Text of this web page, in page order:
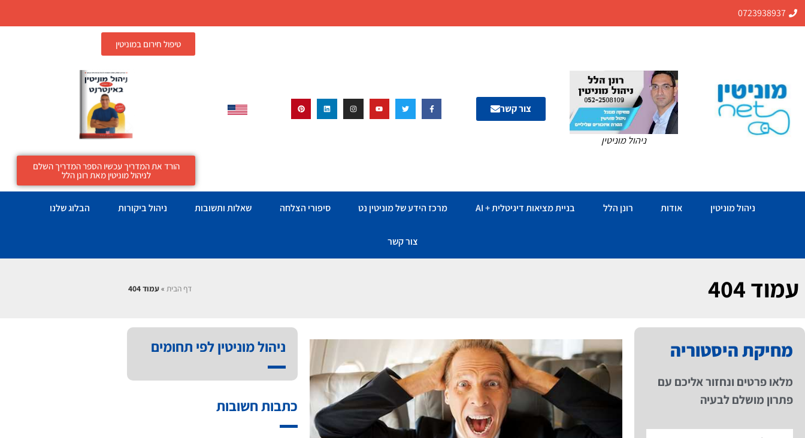
0723938937
ניהול מוניטין
צור קשר
טיפול חירום במוניטין
הורד את המדריך עכשיו הספר המדריך השלם
לניהול מוניטין מאת רונן הלל
ניהול מוניטין אודות רונן הלל בניית מציאות דיגיטלית + AI מרכז הידע של מוניטין נט סיפורי הצלחה שאלות ותשובות ניהול ביקורות הבלוג שלנו
צור קשר
עמוד 404 דף הבית »עמוד 404
מחיקת היסטוריה
מלאו פרטים ונחזור אליכם עם
פתרון מושלם לבעיה
ניהול מוניטין לפי תחומים
כתבות חשובות